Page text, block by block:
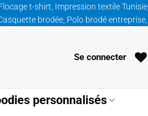
t-shirt, Impression textile Tunisie,
brodée, Polo brodé entreprise,
Se connecter
personnalisés